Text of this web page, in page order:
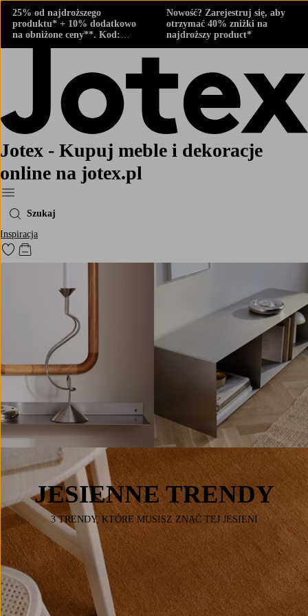
25% od najdroższego
produktu* + 10% dodatkowo
na obniżone ceny**. Kod:
424882
Nowość? Zarejestruj się, aby
otrzymać 40% zniżki na
najdroższy product*
Jotex - Kupuj meble i dekoracje
online na jotex.pl
Menu
Szukaj
Inspiracja
Przejdź do ulubionych oznaczonych produktów
Przejdź do koszyka
JESIENNE TRENDY
3 TRENDY, KTÓRE MUSISZ ZNAĆ TEJ JESIENI